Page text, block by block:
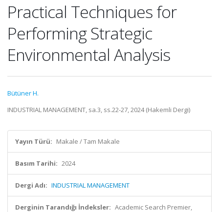
Practical Techniques for
Performing Strategic
Environmental Analysis
Bütüner H.
INDUSTRIAL MANAGEMENT, sa.3, ss.22-27, 2024 (Hakemli Dergi)
Yayın Türü: Makale / Tam Makale
Basım Tarihi: 2024
Dergi Adı: INDUSTRIAL MANAGEMENT
Derginin Tarandığı İndeksler: Academic Search Premier,